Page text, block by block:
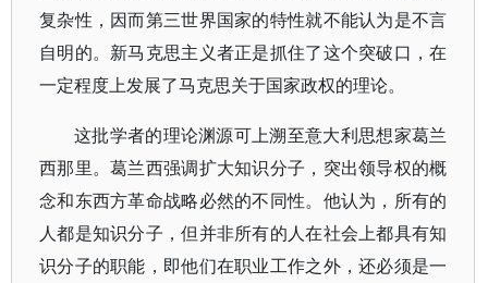
复杂性，因而第三世界国家的特性就不能认为是不言
自明的。新马克思主义者正是抓住了这个突破口，在
一定程度上发展了马克思关于国家政权的理论。
这批学者的理论渊源可上溯至意大利思想家葛兰
西那里。葛兰西强调扩大知识分子，突出领导权的概
念和东西方革命战略必然的不同性。他认为，所有的
人都是知识分子，但并非所有的人在社会上都具有知
识分子的职能，即他们在职业工作之外，还必须是一